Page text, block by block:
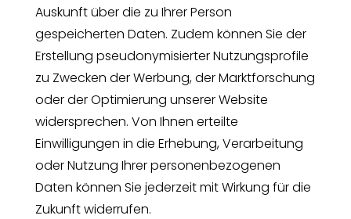
Auskunft über die zu Ihrer Person
gespeicherten Daten. Zudem können Sie der
Erstellung pseudonymisierter Nutzungsprofile
zu Zwecken der Werbung, der Marktforschung
oder der Optimierung unserer Website
widersprechen. Von Ihnen erteilte
Einwilligungen in die Erhebung, Verarbeitung
oder Nutzung Ihrer personenbezogenen
Daten können Sie jederzeit mit Wirkung für die
Zukunft widerrufen.